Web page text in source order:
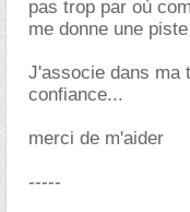
pas trop par où
me donne une
J'associe dans ma
confiance...
merci de m'aider
-----